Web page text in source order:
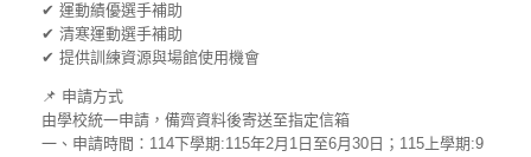
✔ 運動績優選手補助
✔ 清寒運動選手補助
✔ 提供訓練資源與場館使用機會
📌 申請方式
由學校統一申請，備齊資料後寄送至指定信箱
一、申請時間：114下學期:115年2月1日至6月30日；115上學期:9